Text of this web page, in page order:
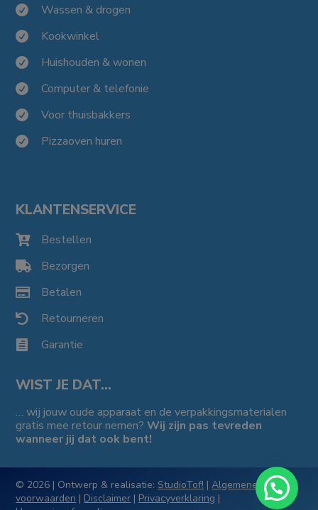
 Wassen & drogen
 Kookwinkel
 Huishouden & wonen
 Computer & telefonie
 Voor thuisbakkers
 Pizzaoven huren
KLANTENSERVICE
 Bestellen
 Bezorgen
 Betalen
 Retourneren
 Garantie
WIST JE DAT…
… wij jouw oude apparaat en de verpakkingsmaterialen
gratis mee retour nemen?Wij zijn pas tevreden
wanneer jij dat ook bent!
© 2026 | Ontwerp & realisatie:StudioTof! |Algemene
voorwaarden | Disclaimer | Privacyverklaring |